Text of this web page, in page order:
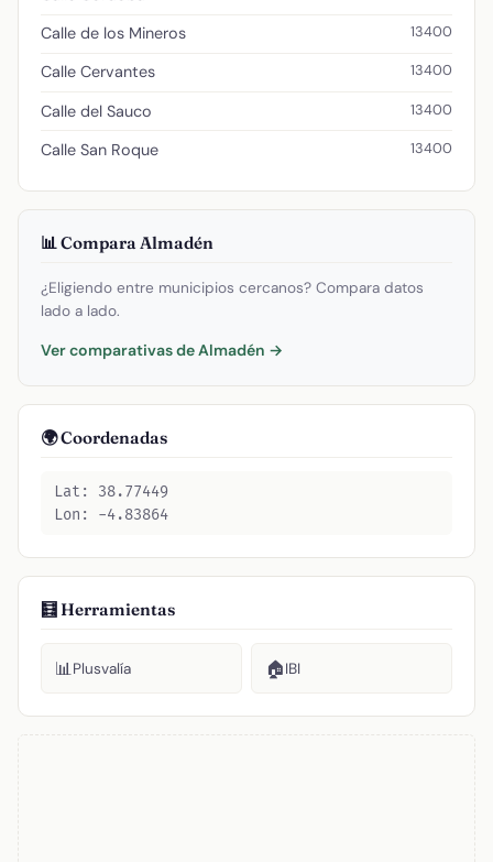
Calle de los Mineros 13400
Calle Cervantes 13400
Calle del Sauco 13400
Calle San Roque 13400
📊 Compara Almadén
¿Eligiendo entre municipios cercanos? Compara datos
lado a lado.
Ver comparativas de Almadén →
🌍 Coordenadas
Lat: 38.77449
Lon: -4.83864
🧮 Herramientas
📊Plusvalía 🏠IBI